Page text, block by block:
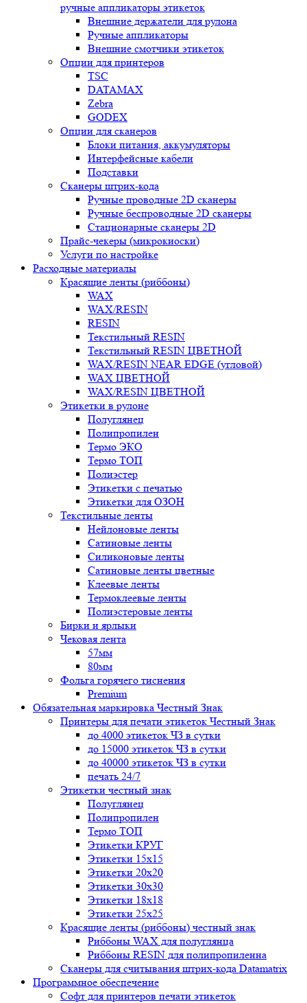
ручные аппликаторы этикеток
Внешние держатели для рулона
Ручные аппликаторы
Внешние смотчики этикеток
Опции для принтеров
TSC
DATAMAX
Zebra
GODEX
Опции для сканеров
Блоки питания, аккумуляторы
Интерфейсные кабели
Подставки
Сканеры штрих-кода
Ручные проводные 2D сканеры
Ручные беспроводные 2D сканеры
Стационарные сканеры 2D
Прайс-чекеры (микрокиоски)
Услуги по настройке
Расходные материалы
Красящие ленты (риббоны)
WAX
WAX/RESIN
RESIN
Текстильный RESIN
Текстильный RESIN ЦВЕТНОЙ
WAX/RESIN NEAR EDGE (угловой)
WAX ЦВЕТНОЙ
WAX/RESIN ЦВЕТНОЙ
Этикетки в рулоне
Полуглянец
Полипропилен
Термо ЭКО
Термо ТОП
Полиэстер
Этикетки с печатью
Этикетки для ОЗОН
Текстильные ленты
Нейлоновые ленты
Сатиновые ленты
Силиконовые ленты
Сатиновые ленты цветные
Клеевые ленты
Термоклеевые ленты
Полиэстеровые ленты
Бирки и ярлыки
Чековая лента
57мм
80мм
Фольга горячего тиснения
Premium
Обязательная маркировка Честный Знак
Принтеры для печати этикеток Честный Знак
до 4000 этикеток ЧЗ в сутки
до 15000 этикеток ЧЗ в сутки
до 40000 этикеток ЧЗ в сутки
печать 24/7
Этикетки честный знак
Полуглянец
Полипропилен
Термо ТОП
Этикетки КРУГ
Этикетки 15х15
Этикетки 20х20
Этикетки 30х30
Этикетки 18х18
Этикетки 25х25
Красящие ленты (риббоны) честный знак
Риббоны WAX для полуглянца
Риббоны RESIN для полипропиленна
Сканеры для считывания штрих-кода Datamatrix
Программное обеспечение
Софт для принтеров печати этикеток